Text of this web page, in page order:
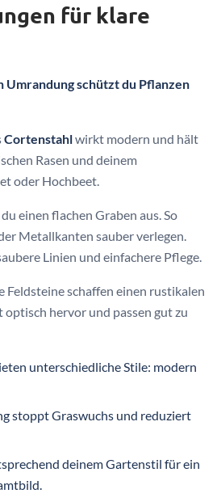
für klare
schützt du Pflanzen
Cortenstahlwirkt modern und hält
Rasen und deinem
oder Hochbeet.
einen flachen Graben aus. So
Metallkanten sauber verlegen.
Linien und einfachere Pflege.
schaffen einen rustikalen
optisch hervor und passen gut zu
unterschiedliche Stile: modern
stoppt Graswuchs und reduziert
deinem Gartenstil für ein